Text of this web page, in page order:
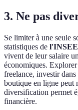
3. Ne pas
Se limiter à une seule
statistiques de l'INSEE
vivent de leur salaire
économiques.
freelance, investir
boutique en ligne peut
diversification permet
financière.